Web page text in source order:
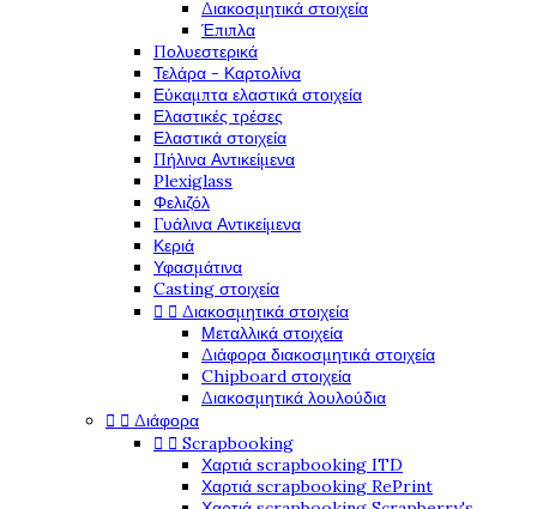
Διακοσμητικά στοιχεία
Έπιπλα
Πολυεστερικά
Τελάρα - Καρτολίνα
Εύκαμπτα ελαστικά στοιχεία
Ελαστικές τρέσες
Ελαστικά στοιχεία
Πήλινα Αντικείμενα
Plexiglass
Φελιζόλ
Γυάλινα Αντικείμενα
Κεριά
Υφασμάτινα
Casting στοιχεία
  Διακοσμητικά στοιχεία
Μεταλλικά στοιχεία
Διάφορα διακοσμητικά στοιχεία
Chipboard στοιχεία
Διακοσμητικά λουλούδια
  Διάφορα
  Scrapbooking
Χαρτιά scrapbooking ITD
Χαρτιά scrapbooking RePrint